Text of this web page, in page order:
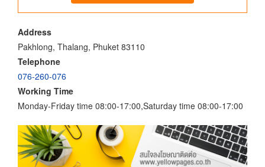
Address
Pakhlong, Thalang, Phuket 83110
Telephone
076-260-076
Working Time
Monday-Friday time 08:00-17:00,Saturday time 08:00-17:00